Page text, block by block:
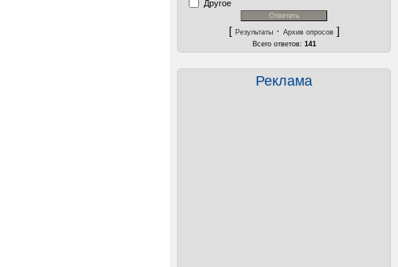
Другое
[ Результаты· Архив опросов]
Всего ответов: 141
Реклама